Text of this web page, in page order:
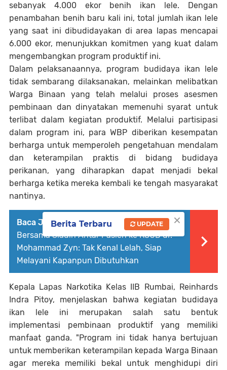
sebanyak 4.000 ekor benih ikan lele. Dengan
penambahan benih baru kali ini, total jumlah ikan lele
yang saat ini dibudidayakan di area lapas mencapai
6.000 ekor, menunjukkan komitmen yang kuat dalam
mengembangkan program produktif ini.
Dalam pelaksanaannya, program budidaya ikan lele
tidak sembarang dilaksanakan, melainkan melibatkan
Warga Binaan yang telah melalui proses asesmen
pembinaan dan dinyatakan memenuhi syarat untuk
terlibat dalam kegiatan produktif. Melalui partisipasi
dalam program ini, para WBP diberikan kesempatan
berharga untuk memperoleh pengetahuan mendalam
dan keterampilan praktis di bidang budidaya
perikanan, yang diharapkan dapat menjadi bekal
berharga ketika mereka kembali ke tengah masyarakat
nantinya.
Baca Juga : Panglima MADAS Hoyaki
Bersama Sladin Antar Pasien ke RSUD dr.
Mohammad Zyn: Tak Kenal Lelah, Siap
Melayani Kapanpun Dibutuhkan
Kepala Lapas Narkotika Kelas IIB Rumbai, Reinhards
Indra Pitoy, menjelaskan bahwa kegiatan budidaya
ikan lele ini merupakan salah satu bentuk
implementasi pembinaan produktif yang memiliki
manfaat ganda. "Program ini tidak hanya bertujuan
untuk memberikan keterampilan kepada Warga Binaan
agar mereka memiliki bekal untuk menghidupi diri
×
Berita Terbaru UPDATE